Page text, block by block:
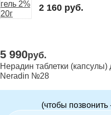
2 160 руб.
5 990руб.
Нерадин таблетки (капсулы)
Neradin №28
(чтобы